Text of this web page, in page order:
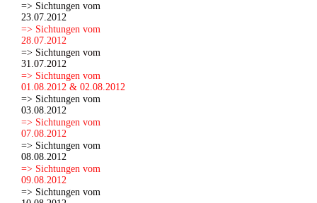
=> Sichtungen vom
23.07.2012
=> Sichtungen vom
28.07.2012
=> Sichtungen vom
31.07.2012
=> Sichtungen vom
01.08.2012 & 02.08.2012
=> Sichtungen vom
03.08.2012
=> Sichtungen vom
07.08.2012
=> Sichtungen vom
08.08.2012
=> Sichtungen vom
09.08.2012
=> Sichtungen vom